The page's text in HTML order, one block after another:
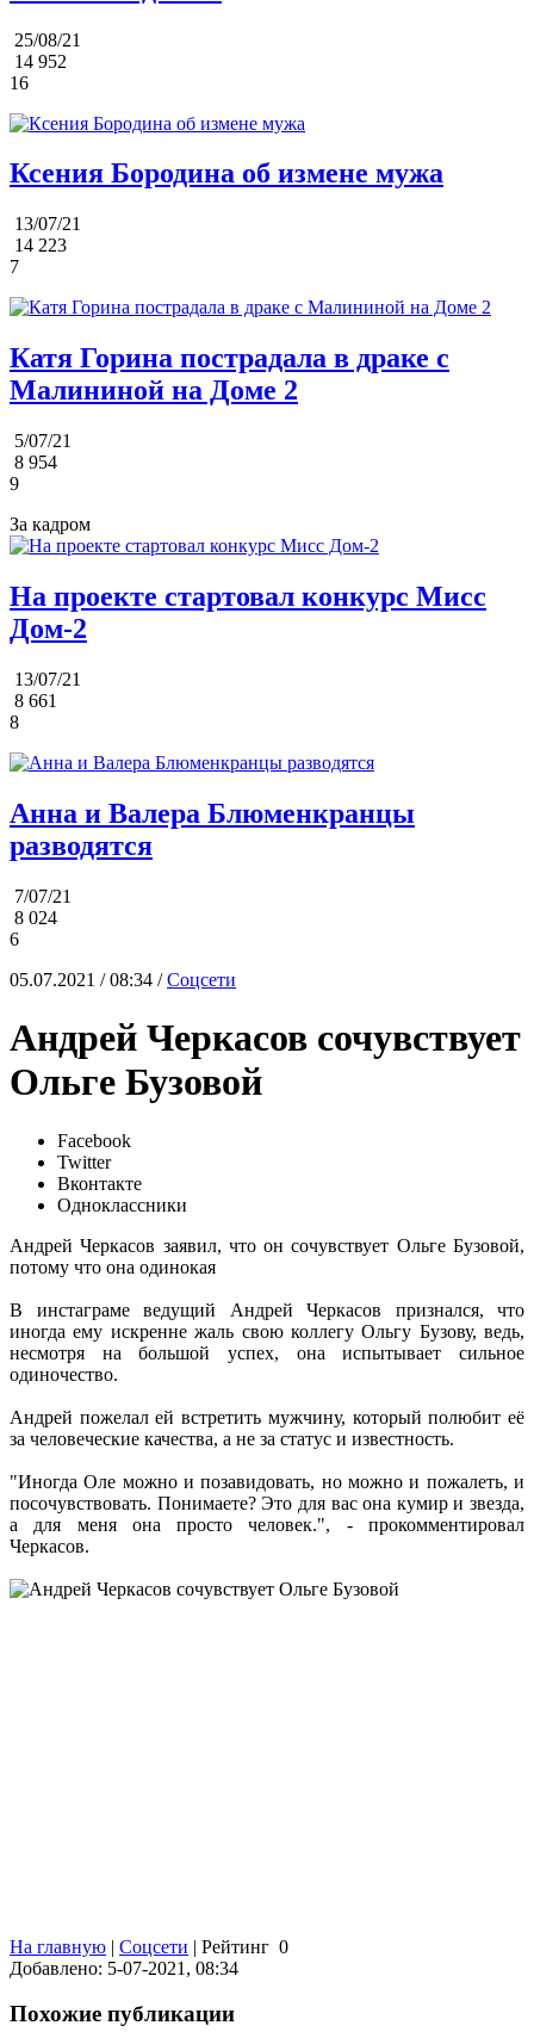
25/08/21
14 952
16
Ксения Бородина об измене мужа
13/07/21
14 223
7
Катя Горина пострадала в драке с
Малининой на Доме 2
5/07/21
8 954
9
За кадром
На проекте стартовал конкурс Мисс
Дом-2
13/07/21
8 661
8
Анна и Валера Блюменкранцы
разводятся
7/07/21
8 024
6
05.07.2021 / 08:34 /Соцсети
Андрей Черкасов сочувствует
Ольге Бузовой
Facebook
Twitter
Вконтакте
Одноклассники
Андрей Черкасов заявил, что он сочувствует Ольге Бузовой,
потому что она одинокая
В инстаграме ведущий Андрей Черкасов признался, что
иногда ему искренне жаль свою коллегу Ольгу Бузову, ведь,
несмотря на большой успех, она испытывает сильное
одиночество.
Андрей пожелал ей встретить мужчину, который полюбит её
за человеческие качества, а не за статус и известность.
"Иногда Оле можно и позавидовать, но можно и пожалеть, и
посочувствовать. Понимаете? Это для вас она кумир и звезда,
а для меня она просто человек.", - прокомментировал
Черкасов.
На главную | Соцсети | Рейтинг 0
Добавлено: 5-07-2021, 08:34
Похожие публикации